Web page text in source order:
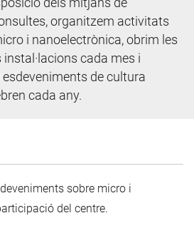
organitzem activitats
i nanoelectrònica, obrim les
cada mes i
de cultura
cada any.
sobre micro i
del centre.